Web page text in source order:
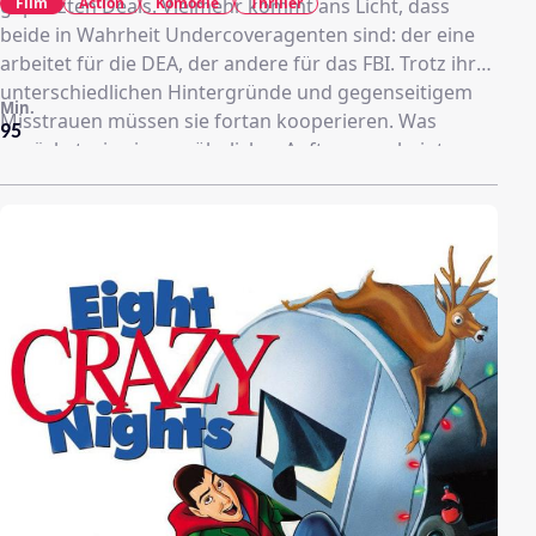
geplatzten Deals. Vielmehr kommt ans Licht, dass
beide in Wahrheit Undercoveragenten sind: der eine
arbeitet für die DEA, der andere für das FBI. Trotz ihrer
unterschiedlichen Hintergründe und gegenseitigem
Misstrauen müssen sie fortan kooperieren. Was
zunächst wie ein gewöhnlicher Auftrag erscheint,
nimmt eine drastische Wendung, als ein tödlicher
95
Min.